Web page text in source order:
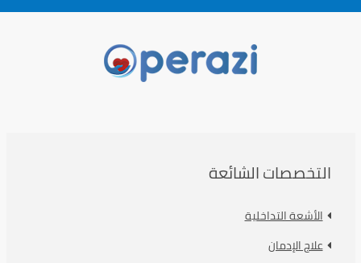
التخصصات الشائعة
الأشعة التداخلية
علاج الإدمان